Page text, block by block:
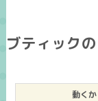
ブティック
動くか